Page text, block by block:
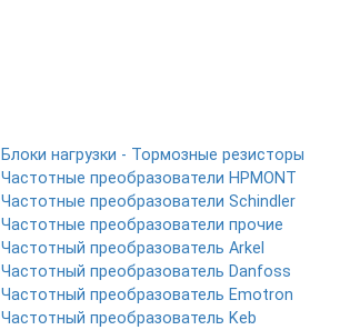
Блоки нагрузки - Тормозные резисторы
Частотные преобразователи HPMONT
Частотные преобразователи Schindler
Частотные преобразователи прочие
Частотный преобразователь Arkel
Частотный преобразователь Danfoss
Частотный преобразователь Emotron
Частотный преобразователь Keb